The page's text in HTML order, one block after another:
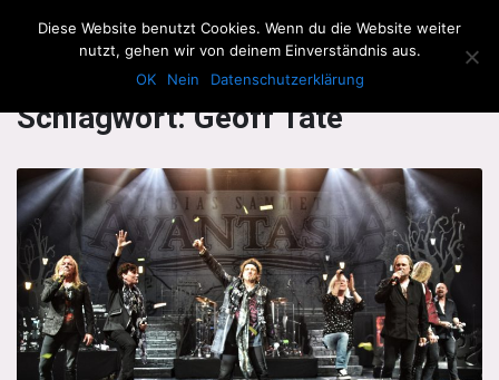
The Howling Men
Schlagwort:Geoff Tate
Diese Website benutzt Cookies. Wenn du die Website weiter
nutzt, gehen wir von deinem Einverständnis aus.
OK
Nein Datenschutzerklärung